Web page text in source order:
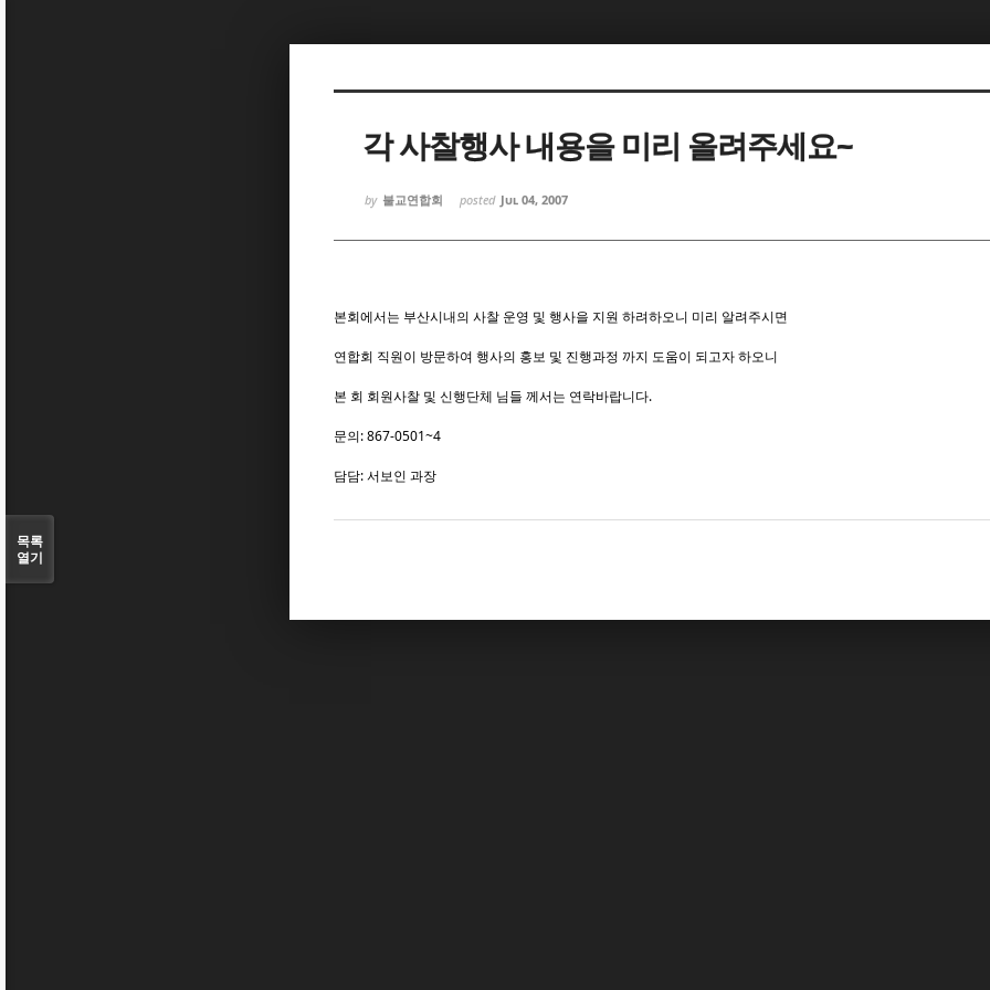
각 사찰행사 내용을 미리 올려주세요~
by 불교연합회 posted Jul 04, 2007
본회에서는 부산시내의 사찰 운영 및 행사을 지원 하려하오니 미리 알려주시면
연합회 직원이 방문하여 행사의 홍보 및 진행과정 까지 도움이 되고자 하오니
본 회 회원사찰 및 신행단체 님들 께서는 연락바랍니다.
문의: 867-0501~4
담담: 서보인 과장
목록
열기
Sketchbook5, 스케치북5
Sketchbook5, 스케치북5